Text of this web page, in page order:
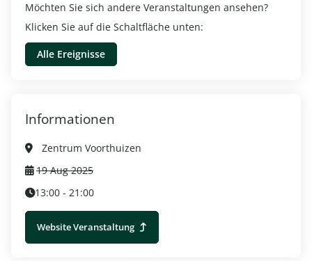
Möchten Sie sich andere Veranstaltungen ansehen?
Klicken Sie auf die Schaltfläche unten:
Alle Ereignisse
Informationen
Zentrum Voorthuizen
19 Aug 2025
13:00 - 21:00
Website Veranstaltung